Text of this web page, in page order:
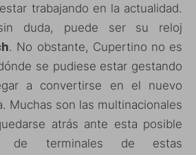
trabajando en la actualidad.
duda, puede ser su reloj
. No obstante, Cupertino no es
se pudiese estar gestando
a convertirse en el nuevo
Muchas son las multinacionales
atrás ante esta posible
de terminales de estas